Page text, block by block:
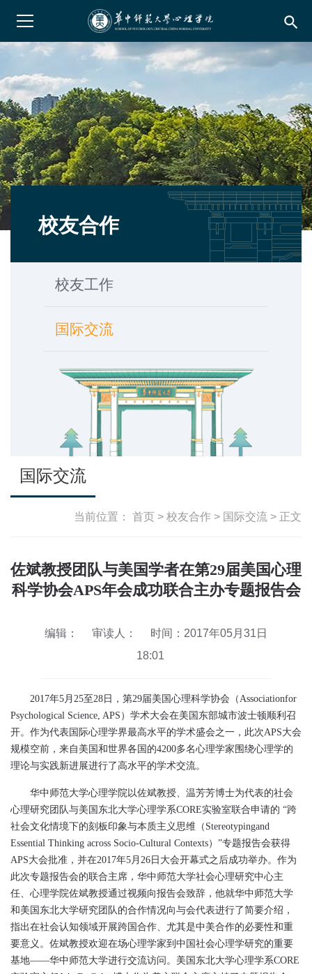
search
校友合作
校友工作
国际交流
国际交流
当前位置： 首页 > 校友合作 > 国际交流 > 正文
佐斌教授团队与美国学者在第29届美国心理
科学协会APS年会成功联合主办专题报告会
编辑： 审读人：
时间：2017年05月31日
18:01
2017年5月 25至28 日，第29届美国心理科学协会（Associationfor
Psychological Science, APS ）学术大会在美国东部城市波士顿顺利召
开。作为代表国际心理学界最高水平的学术盛会之一，此次APS大会
规模空前，来自美国和世界各国的4200多名心理学家围绕心理学的
理论与实践新进展进行了高水平的学术交流。
华中师范大学心理学院以佐斌教授、温芳芳博士为代表的社会
心理研究团队与美国东北大学心理学系CORE实验室联合申请的 “跨
社会文化情境下的刻板印象与本质主义思维（ Stereotypingand
Essential Thinking across Socio-Cultural Contexts） ”专题报告会获得
APS大会批准，并在2017年5月 26 日大会开幕式之后成功举办。作为
此次专题报告会的联合主席，华中师范大学社会心理研究中心主
任、心理学院佐斌教授通过视频向报告会致辞，他就华中师范大学
和美国东北大学研究团队的合作情况向与会代表进行了简要介绍，
指出在社会认知领域开展跨国合作、尤其是中美合作的必要性和重
要意义。佐斌教授欢迎在场心理学家到中国社会心理学研究的重要
基地——华中师范大学进行交流访问。美国东北大学心理学系CORE